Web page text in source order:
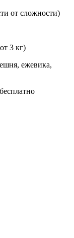
от сложности)
3 кг)
ежевика,